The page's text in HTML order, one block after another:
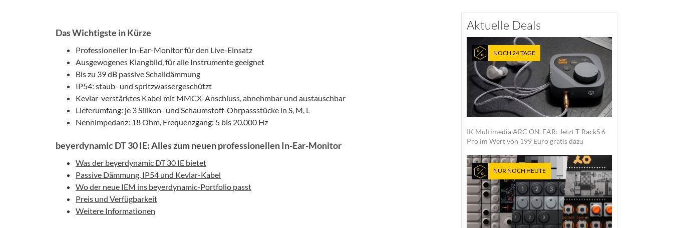
Das Wichtigste in Kürze
Professioneller In-Ear-Monitor für den Live-Einsatz
Ausgewogenes Klangbild, für alle Instrumente geeignet
Bis zu 39 dB passive Schalldämmung
IP54: staub- und spritzwassergeschützt
Kevlar-verstärktes Kabel mit MMCX-Anschluss, abnehmbar und austauschbar
Lieferumfang: je 3 Silikon- und Schaumstoff-Ohrpassstücke in S, M, L
Nennimpedanz: 18 Ohm, Frequenzgang: 5 bis 20.000 Hz
beyerdynamic DT 30 IE: Alles zum neuen professionellen In-Ear-Monitor
Was der beyerdynamic DT 30 IE bietet
Passive Dämmung, IP54 und Kevlar-Kabel
Wo der neue IEM ins beyerdynamic-Portfolio passt
Preis und Verfügbarkeit
Weitere Informationen
Aktuelle Deals
NOCH 24 TAGE
IK Multimedia ARC ON-EAR: Jetzt T-RackS 6
Pro im Wert von 199 Euro gratis dazu
NUR NOCH HEUTE